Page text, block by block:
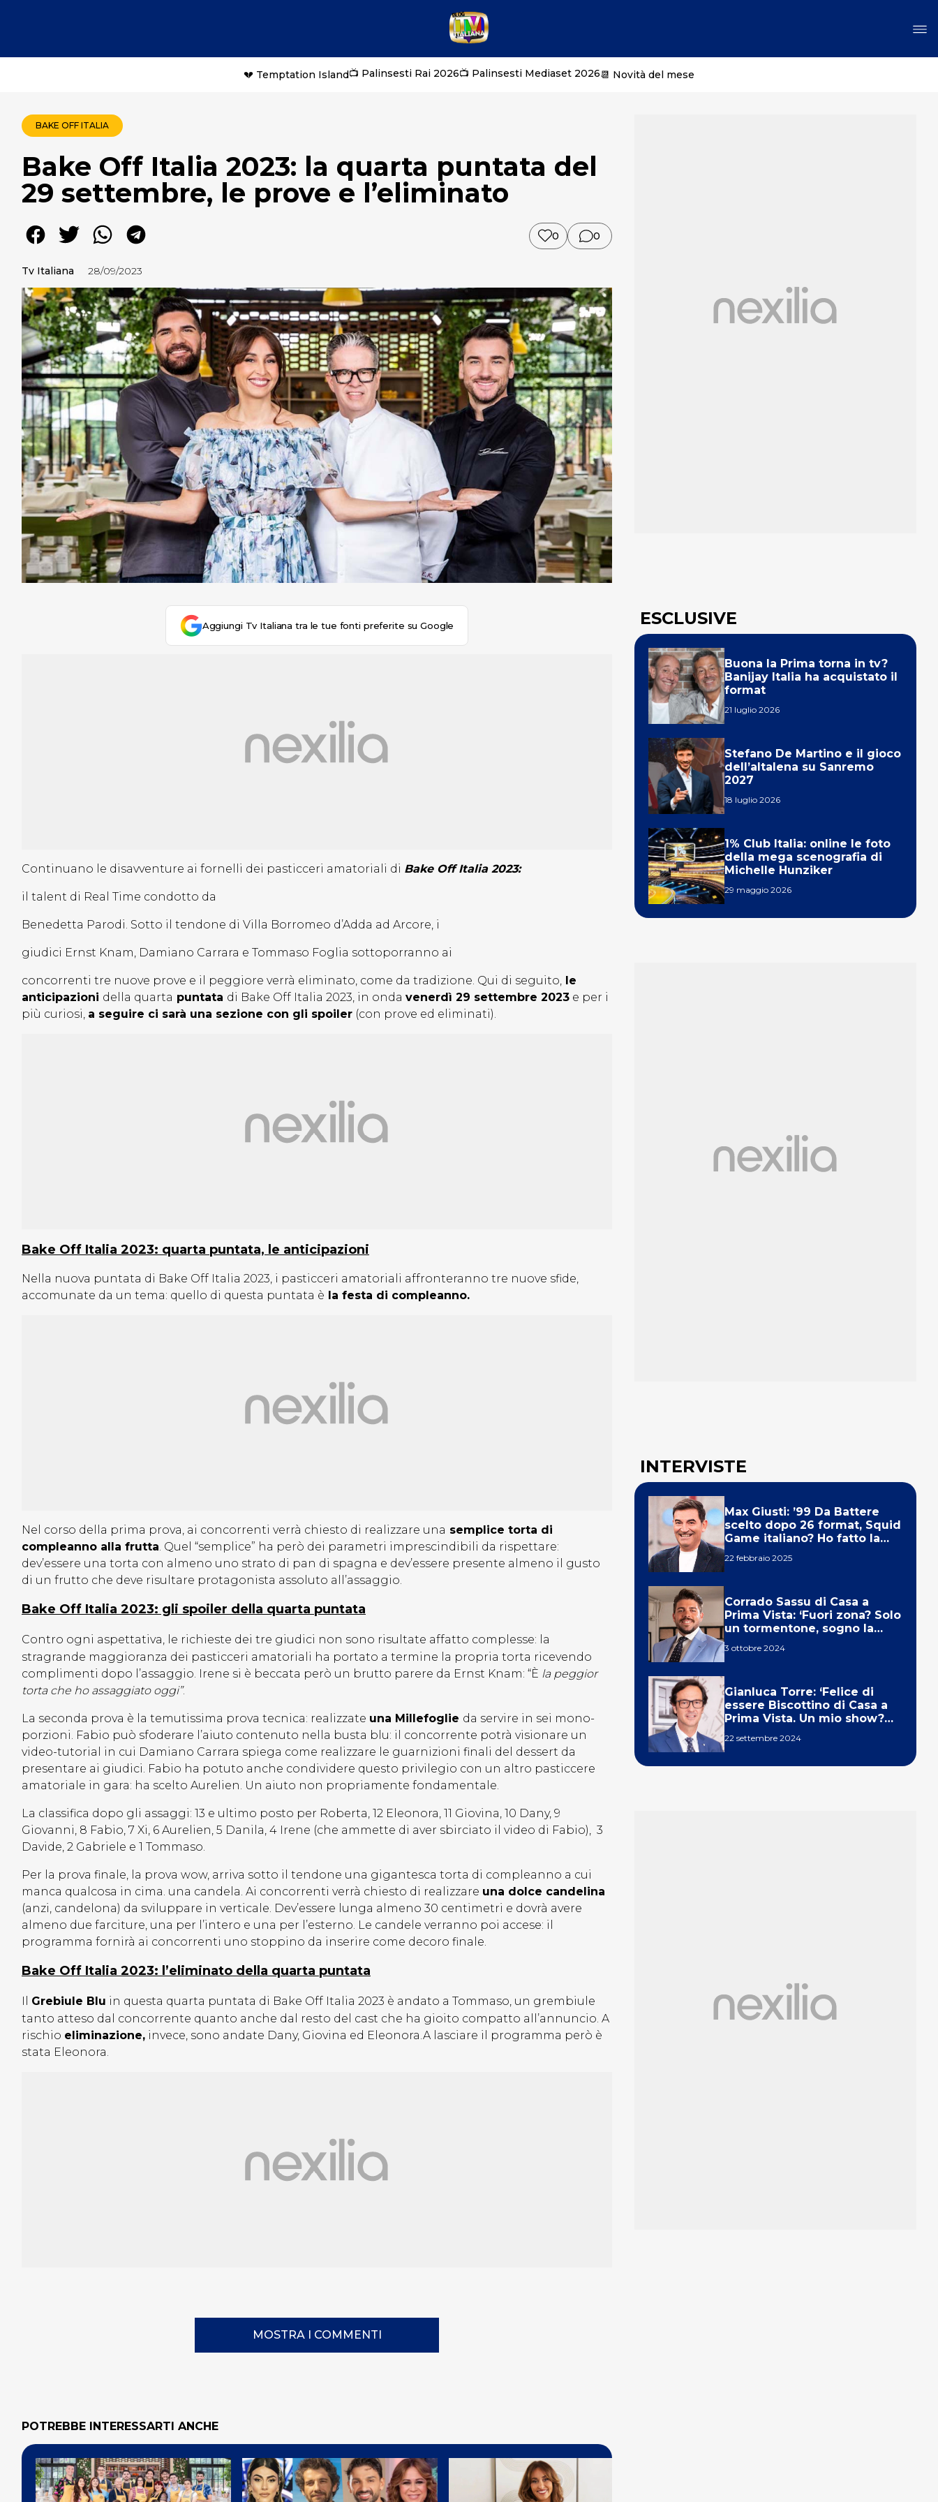
💔 Temptation Island📺 Palinsesti Rai 2026📺 Palinsesti Mediaset 2026📆 Novità del mese
BAKE OFF ITALIA
Bake Off Italia 2023: la quarta puntata del
29 settembre, le prove e l’eliminato
0 0
Tv Italiana 28/09/2023
Aggiungi Tv Italiana tra le tue fonti preferite su Google
Continuano le disavventure ai fornelli dei pasticceri amatoriali di Bake Off Italia 2023:
il talent di Real Time condotto da
Benedetta Parodi. Sotto il tendone di Villa Borromeo d’Adda ad Arcore, i
giudici Ernst Knam, Damiano Carrara e Tommaso Foglia sottoporranno ai
concorrenti tre nuove prove e il peggiore verrà eliminato, come da tradizione. Qui di seguito, le
anticipazioni della quarta puntata di Bake Off Italia 2023, in onda venerdì 29 settembre 2023 e per i
più curiosi, a seguire ci sarà una sezione con gli spoiler (con prove ed eliminati).
Bake Off Italia 2023: quarta puntata, le anticipazioni
Nella nuova puntata di Bake Off Italia 2023, i pasticceri amatoriali affronteranno tre nuove sfide,
accomunate da un tema: quello di questa puntata è la festa di compleanno.
Nel corso della prima prova, ai concorrenti verrà chiesto di realizzare una semplice torta di
compleanno alla frutta. Quel “semplice” ha però dei parametri imprescindibili da rispettare:
dev’essere una torta con almeno uno strato di pan di spagna e dev’essere presente almeno il gusto
di un frutto che deve risultare protagonista assoluto all’assaggio.
Bake Off Italia 2023: gli spoiler della quarta puntata
Contro ogni aspettativa, le richieste dei tre giudici non sono risultate affatto complesse: la
stragrande maggioranza dei pasticceri amatoriali ha portato a termine la propria torta ricevendo
complimenti dopo l’assaggio. Irene si è beccata però un brutto parere da Ernst Knam: “È la peggior
torta che ho assaggiato oggi”.
La seconda prova è la temutissima prova tecnica: realizzate una Millefoglie da servire in sei mono-
porzioni. Fabio può sfoderare l’aiuto contenuto nella busta blu: il concorrente potrà visionare un
video-tutorial in cui Damiano Carrara spiega come realizzare le guarnizioni finali del dessert da
presentare ai giudici. Fabio ha potuto anche condividere questo privilegio con un altro pasticcere
amatoriale in gara: ha scelto Aurelien. Un aiuto non propriamente fondamentale.
La classifica dopo gli assaggi: 13 e ultimo posto per Roberta, 12 Eleonora, 11 Giovina, 10 Dany, 9
Giovanni, 8 Fabio, 7 Xi, 6 Aurelien, 5 Danila, 4 Irene (che ammette di aver sbirciato il video di Fabio), 3
Davide, 2 Gabriele e 1 Tommaso.
Per la prova finale, la prova wow, arriva sotto il tendone una gigantesca torta di compleanno a cui
manca qualcosa in cima. una candela. Ai concorrenti verrà chiesto di realizzare una dolce candelina
(anzi, candelona) da sviluppare in verticale. Dev’essere lunga almeno 30 centimetri e dovrà avere
almeno due farciture, una per l’intero e una per l’esterno. Le candele verranno poi accese: il
programma fornirà ai concorrenti uno stoppino da inserire come decoro finale.
Bake Off Italia 2023: l’eliminato della quarta puntata
Il Grebiule Blu in questa quarta puntata di Bake Off Italia 2023 è andato a Tommaso, un grembiule
tanto atteso dal concorrente quanto anche dal resto del cast che ha gioito compatto all’annuncio. A
rischio eliminazione, invece, sono andate Dany, Giovina ed Eleonora.A lasciare il programma però è
stata Eleonora.
MOSTRA I COMMENTI
POTREBBE INTERESSARTI ANCHE
ESCLUSIVE
Buona la Prima torna in tv?
Banijay Italia ha acquistato il
format
21 luglio 2026
Stefano De Martino e il gioco
dell’altalena su Sanremo
2027
18 luglio 2026
1% Club Italia: online le foto
della mega scenografia di
Michelle Hunziker
29 maggio 2026
INTERVISTE
Max Giusti: ’99 Da Battere
scelto dopo 26 format, Squid
Game italiano? Ho fatto la
22 febbraio 2025
Corrado Sassu di Casa a
Prima Vista: ‘Fuori zona? Solo
un tormentone, sogno la
3 ottobre 2024
Gianluca Torre: ‘Felice di
essere Biscottino di Casa a
Prima Vista. Un mio show?
22 settembre 2024